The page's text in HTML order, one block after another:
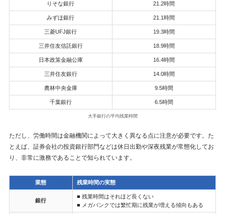
りそな銀行 21.2時間
みずほ銀行 21.1時間
三菱UFJ銀行 19.3時間
三井住友信託銀行 18.9時間
日本政策金融公庫 16.4時間
三井住友銀行 14.0時間
農林中央金庫 9.5時間
千葉銀行 6.5時間
大手銀行の平均残業時間
ただし、労働時間は金融機関によって大きく異なる点に注意が必要です。た
とえば、証券会社の投資銀行部門などは休日出勤や深夜残業が常態化してお
り、非常に激務であることで知られています。
業態 残業時間の実態
銀行
■ 残業時間はそれほど長くない
■ メガバンクでは繁忙期に残業が増える傾向もある